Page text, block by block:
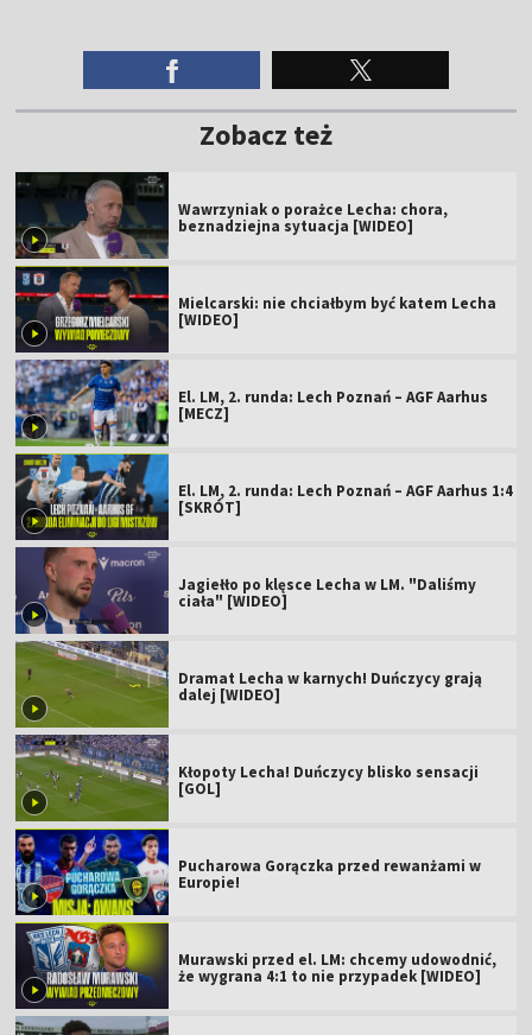
Zobacz też
Wawrzyniak o porażce Lecha: chora,
beznadziejna sytuacja [WIDEO]
Mielcarski: nie chciałbym być katem Lecha
[WIDEO]
El. LM, 2. runda: Lech Poznań – AGF Aarhus
[MECZ]
El. LM, 2. runda: Lech Poznań – AGF Aarhus 1:4
[SKRÓT]
Jagiełło po klęsce Lecha w LM. "Daliśmy
ciała" [WIDEO]
Dramat Lecha w karnych! Duńczycy grają
dalej [WIDEO]
Kłopoty Lecha! Duńczycy blisko sensacji
[GOL]
Pucharowa Gorączka przed rewanżami w
Europie!
Murawski przed el. LM: chcemy udowodnić,
że wygrana 4:1 to nie przypadek [WIDEO]